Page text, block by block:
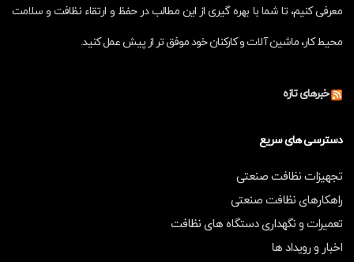
معرفی کنیم، تا شما با بهره گیری از این مطالب در حفظ و ارتقاء نظافت و سلامت
محیط کار، ماشین آلات و کارکنان خود موفق تر از پیش عمل کنید.
خبرهای تازه
دسترسی های سریع
تجهیزات نظافت صنعتی
راهکارهای نظافت صنعتی
تعمیرات و نگهداری دستگاه های نظافت
اخبار و رویداد ها